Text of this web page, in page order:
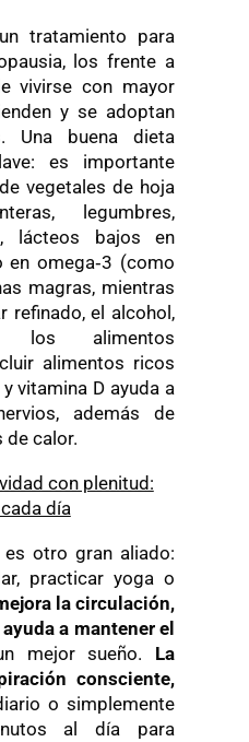
tratamiento para
los frente a
vivirse con mayor
y se adoptan
Una buena dieta
es importante
vegetales de hoja
legumbres,
lácteos bajos en
en omega‑3 (como
magras, mientras
refinado, el alcohol,
alimentos
alimentos ricos
vitamina D ayuda a
además de
de calor.
con plenitud:
día
otro gran aliado:
practicar yoga o
la circulación,
a mantener el
mejor sueño. La
consciente,
o simplemente
al día para